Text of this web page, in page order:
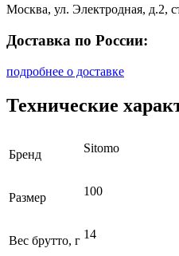
Москва, ул. Электродная, д.2,
Доставка по России:
подробнее о доставке
Технические
Бренд Sitomo
Размер 100
Вес брутто, г 14